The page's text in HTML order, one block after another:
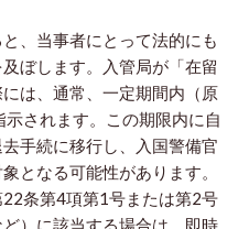
、当事者にとって法的にも
ぼします。入管局が「在留
は、通常、一定期間内（原
されます。この期限内に自
手続に移行し、入国警備官
となる可能性があります。
条第4項第1号または第2号
）に該当する場合は、即時